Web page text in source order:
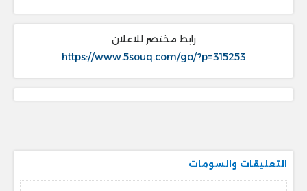
رابط مختصر للاعلان
https://www.5souq.com/go/?p=315253
التعليقات والسومات